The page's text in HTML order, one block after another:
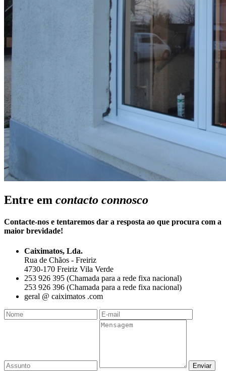
Entre em contacto connosco
Contacte-nos e tentaremos dar a resposta ao que procura com a
maior brevidade!
Caiximatos, Lda.
Rua de Chãos - Freiriz
4730-170 Freiriz Vila Verde
253 926 395 (Chamada para a rede fixa nacional)
253 926 396 (Chamada para a rede fixa nacional)
geral @ caiximatos .com